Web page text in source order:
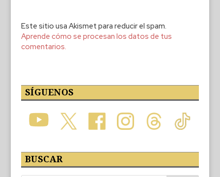
Este sitio usa Akismet para reducir el spam.
Aprende cómo se procesan los datos de tus
comentarios.
SÍGUENOS
BUSCAR